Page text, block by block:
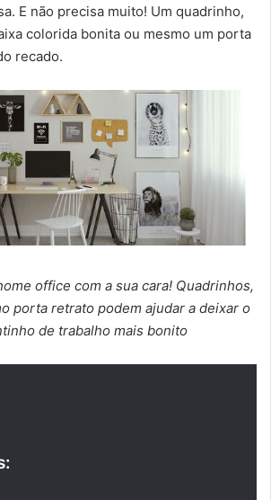
E não precisa muito! Um quadrinho,
colorida bonita ou mesmo um porta
recado.
office com a sua cara! Quadrinhos,
porta retrato podem ajudar a deixar o
de trabalho mais bonito